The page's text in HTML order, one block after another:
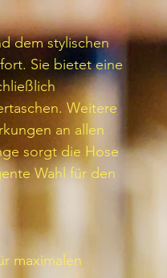
dem stylischen
Sie bietet eine
Weitere
an allen
sorgt die Hose
Wahl für den
maximalen